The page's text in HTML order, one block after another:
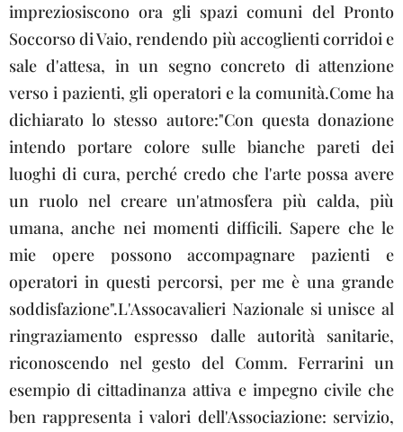
impreziosiscono ora gli spazi comuni del Pronto
Soccorso di Vaio, rendendo più accoglienti corridoi e
sale d'attesa, in un segno concreto di attenzione
verso i pazienti, gli operatori e la comunità.Come ha
dichiarato lo stesso autore:"Con questa donazione
intendo portare colore sulle bianche pareti dei
luoghi di cura, perché credo che l'arte possa avere
un ruolo nel creare un'atmosfera più calda, più
umana, anche nei momenti difficili. Sapere che le
mie opere possono accompagnare pazienti e
operatori in questi percorsi, per me è una grande
soddisfazione".L'Assocavalieri Nazionale si unisce al
ringraziamento espresso dalle autorità sanitarie,
riconoscendo nel gesto del Comm. Ferrarini un
esempio di cittadinanza attiva e impegno civile che
ben rappresenta i valori dell'Associazione: servizio,